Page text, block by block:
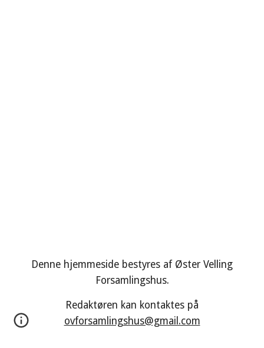
Denne hjemmeside bestyres af Øster Velling
Forsamlingshus.
Redaktøren kan kontaktes på
ovforsamlingshus@gmail.com